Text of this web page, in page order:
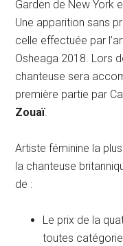
Garden de New York
Une apparition sans
celle effectuée par
Osheaga 2018. Lors
chanteuse sera
première partie par
Zouaï.
Artiste féminine la
la chanteuse
de :
Le prix de la
toutes